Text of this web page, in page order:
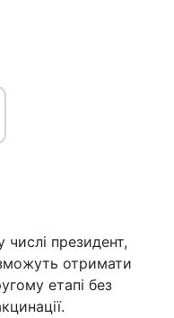
президент,
отримати
етапі без